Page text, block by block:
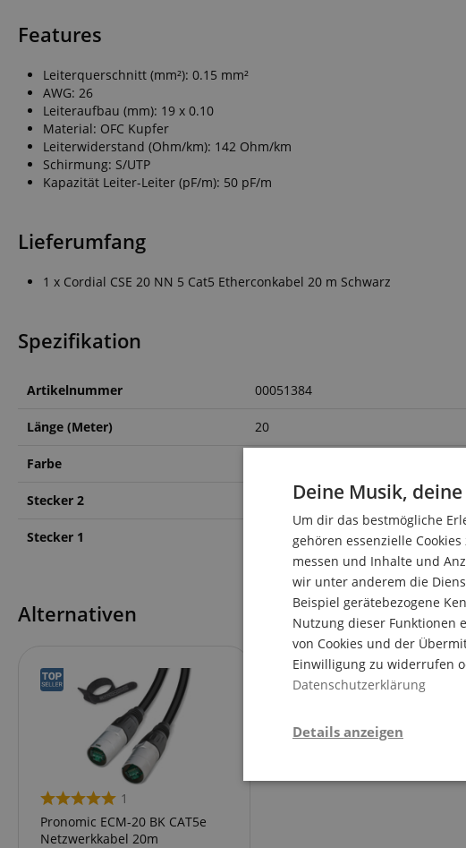
Features
Leiterquerschnitt (mm²): 0.15 mm²
AWG: 26
Leiteraufbau (mm): 19 x 0.10
Material: OFC Kupfer
Leiterwiderstand (Ohm/km): 142 Ohm/km
Schirmung: S/UTP
Kapazität Leiter-Leiter (pF/m): 50 pF/m
Lieferumfang
1 x Cordial CSE 20 NN 5 Cat5 Etherconkabel 20 m Schwarz
Spezifikation
Artikelnummer 00051384
Länge (Meter) 20
Farbe
Stecker 2 etherCON
Stecker 1 etherCON
Alternativen
1
Pronomic ECM-20 BK CAT5e
Netzwerkkabel 20m
Deine Musik,
Um dir das bestmögliche
gehören essenzielle
messen und Inhalte und
wir unter anderem die
Beispiel gerätebezogene
Nutzung dieser Funktionen
von Cookies und der
Einwilligung zu widerrufen
Datenschutzerklärung
Details anzeigen
Statistik